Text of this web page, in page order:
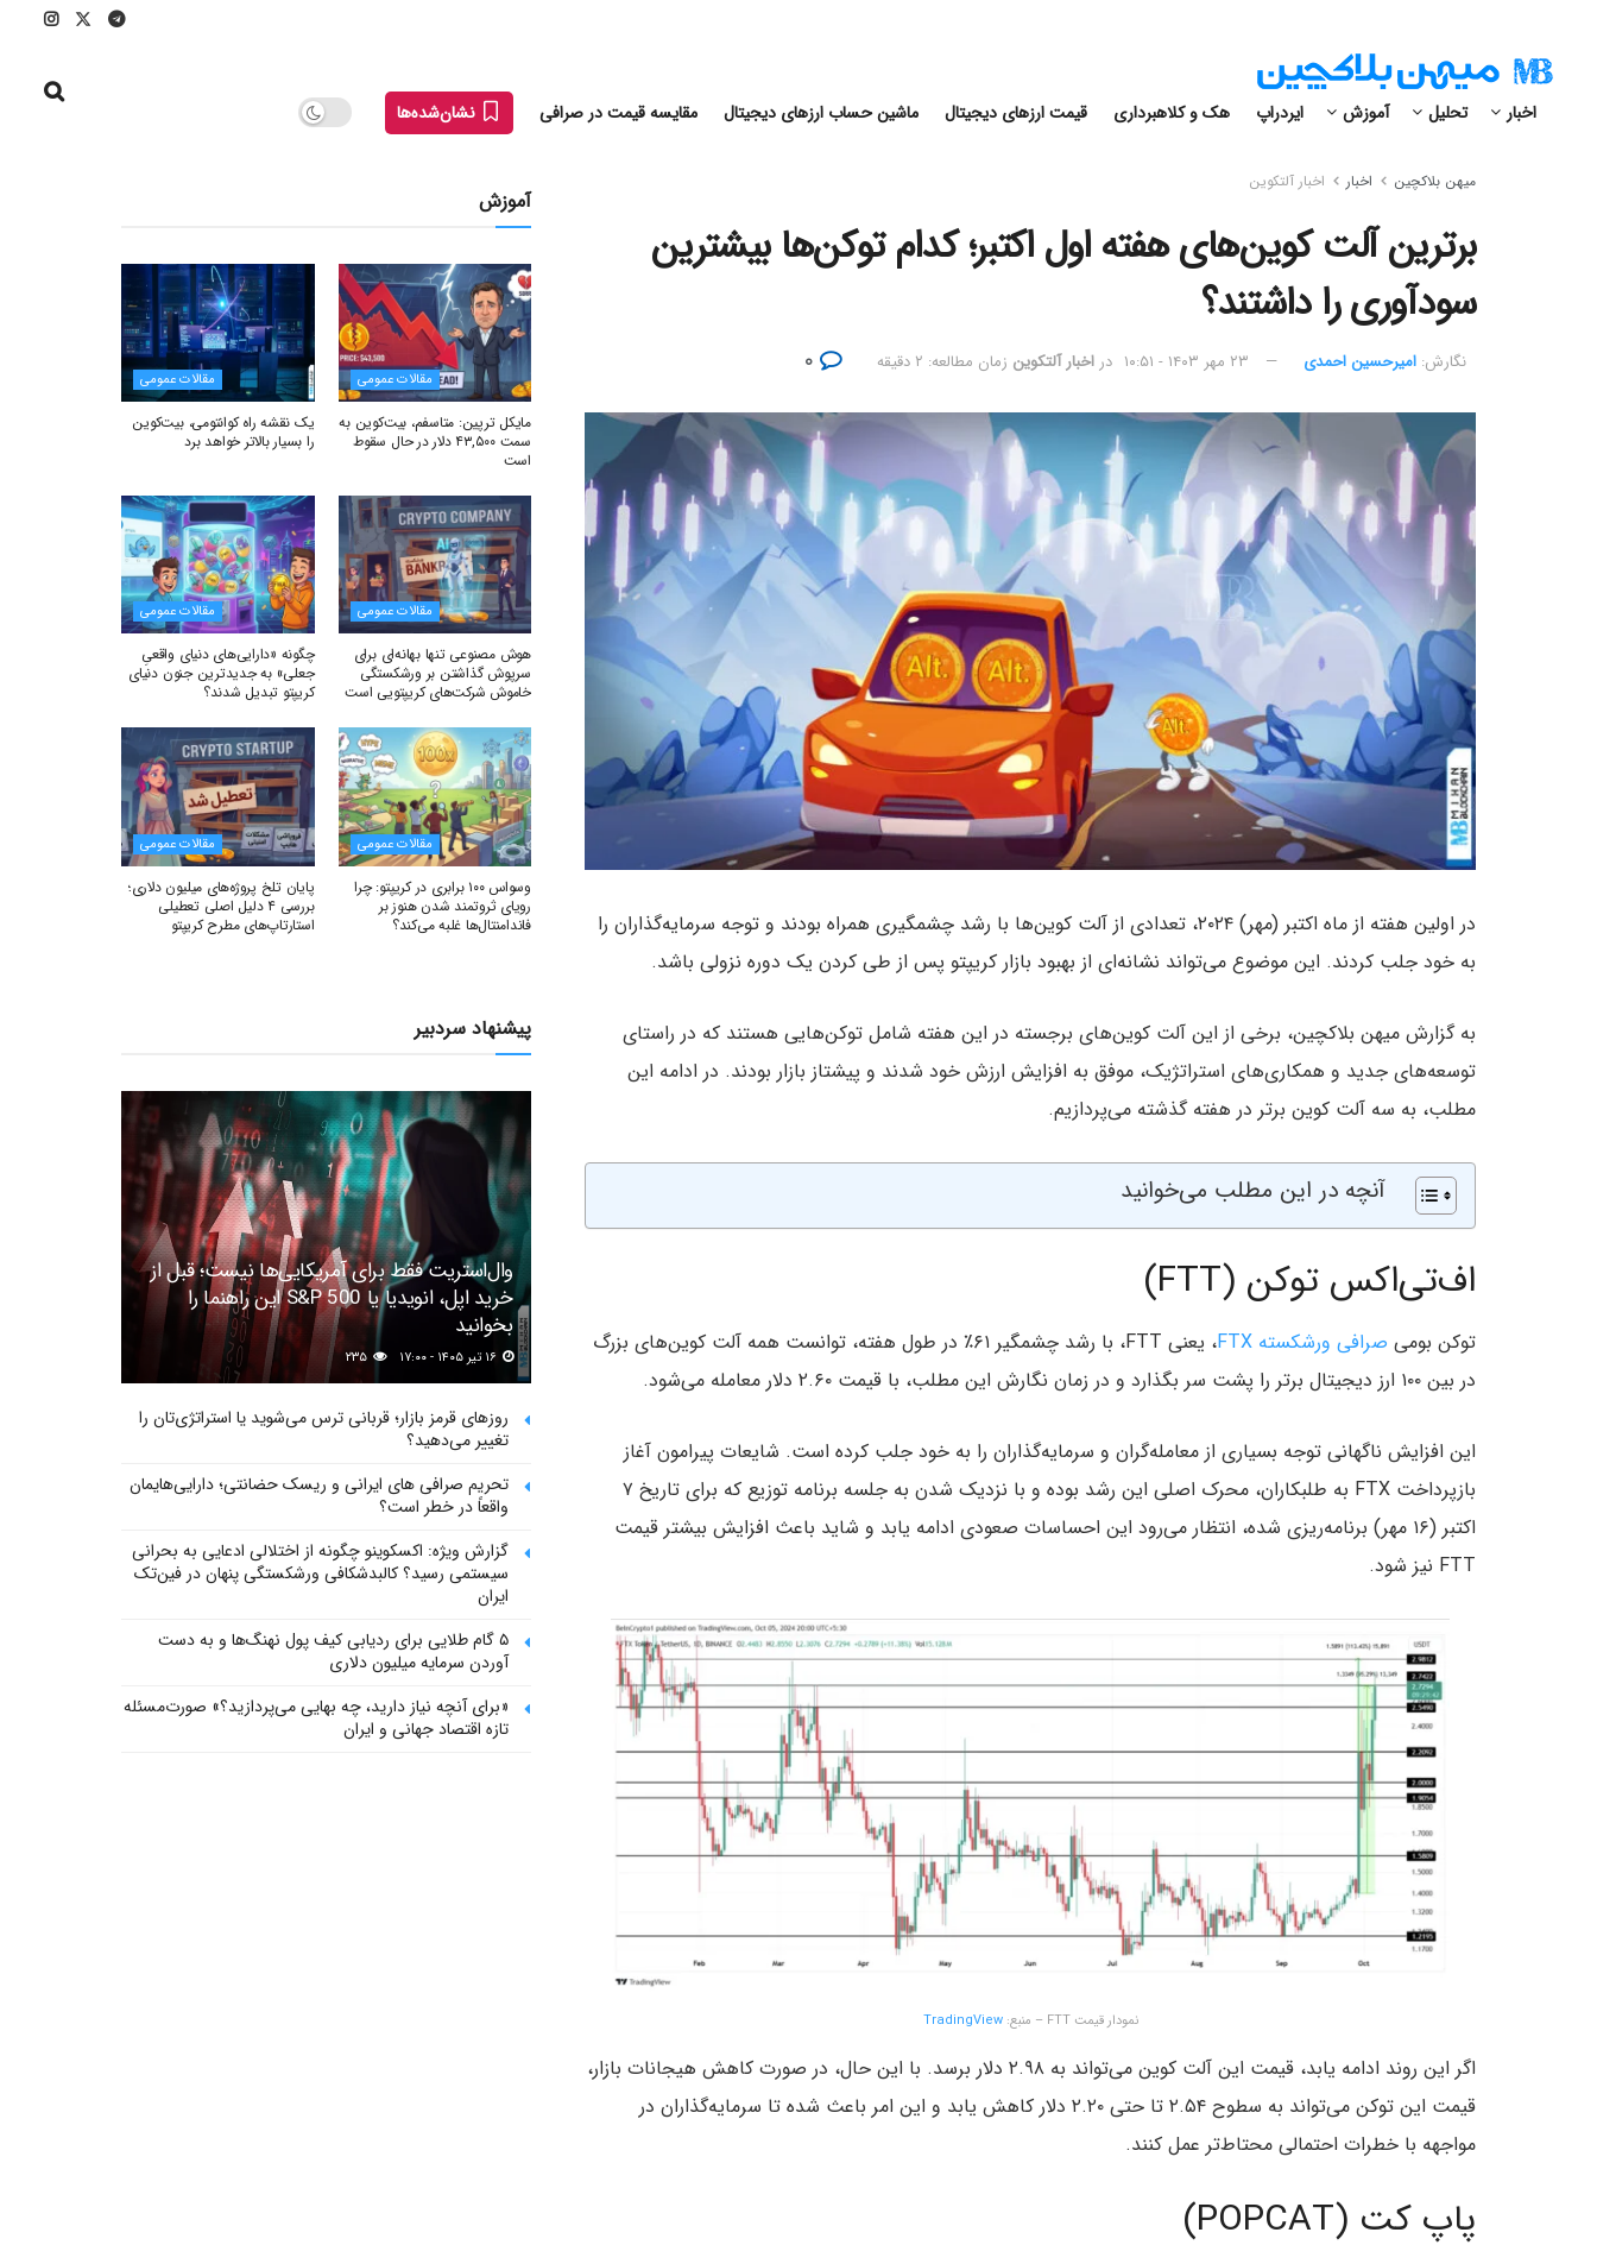
اخبار تحلیل آموزش ایردراپ هک و کلاهبرداری قیمت ارزهای دیجیتال ماشین حساب ارزهای دیجیتال مقایسه قیمت در صرافی نشان‌شده‌ها
میهن بلاکچین اخبار اخبار آلتکوین
برترین آلت‌ کوین‌های هفته اول اکتبر؛ کدام توکن‌ها بیشترین
سودآوری را داشتند؟
نگارش:‌ امیرحسین احمدی ۲۳ مهر ۱۴۰۳ - ۱۰:۵۱ در اخبار آلتکوین زمان مطالعه: ۲ دقیقه
در اولین هفته از ماه اکتبر (مهر) ۲۰۲۴، تعدادی از آلت‌ کوین‌ها با رشد چشمگیری همراه بودند و توجه سرمایه‌گذاران را
به خود جلب کردند. این موضوع می‌تواند نشانه‌ای از بهبود بازار کریپتو پس از طی کردن یک دوره نزولی باشد.
به گزارش میهن بلاکچین، برخی از این آلت‌ کوین‌های برجسته در این هفته شامل توکن‌هایی هستند که در راستای
توسعه‌های جدید و همکاری‌های استراتژیک، موفق به افزایش ارزش خود شدند و پیشتاز بازار بودند. در ادامه این
مطلب، به سه آلت کوین برتر در هفته گذشته می‌پردازیم.
آنچه در این مطلب می‌خوانید
اف‌تی‌اکس توکن (FTT)
توکن بومی صرافی ورشکسته FTX
، یعنی FTT، با رشد چشمگیر ۶۱٪ در طول هفته، توانست همه آلت‌ کوین‌های بزرگ
در بین ۱۰۰ ارز دیجیتال برتر را پشت سر بگذارد و در زمان نگارش این مطلب، با قیمت ۲.۶۰ دلار معامله می‌شود.
این افزایش ناگهانی توجه بسیاری از معامله‌گران و سرمایه‌گذاران را به خود جلب کرده است. شایعات پیرامون آغاز
بازپرداخت FTX به طلبکاران، محرک اصلی این رشد بوده و با نزدیک شدن به جلسه برنامه توزیع که برای تاریخ ۷
اکتبر (۱۶ مهر) برنامه‌ریزی شده، انتظار می‌رود این احساسات صعودی ادامه یابد و شاید باعث افزایش بیشتر قیمت
FTT نیز شود.
نمودار قیمت FTT – منبع: TradingView
اگر این روند ادامه یابد، قیمت این آلت کوین می‌تواند به ۲.۹۸ دلار برسد. با این حال، در صورت کاهش هیجانات بازار،
قیمت این توکن می‌تواند به سطوح ۲.۵۴ تا حتی ۲.۲۰ دلار کاهش یابد و این امر باعث شده تا سرمایه‌گذاران در
مواجهه با خطرات احتمالی محتاط‌تر عمل کنند.
پاپ‌ کت (POPCAT)
آموزش
مقالات عمومی
مایکل ترپین: متاسفم، بیت‌کوین به
سمت ۴۳,۵۰۰ دلار در حال سقوط
است
مقالات عمومی
یک نقشه راه کوانتومی، بیت‌کوین
را بسیار بالاتر خواهد برد
مقالات عمومی
هوش مصنوعی تنها بهانه‌ای برای
سرپوش گذاشتن بر ورشکستگی
خاموش شرکت‌های کریپتویی است
مقالات عمومی
چگونه «دارایی‌های دنیای واقعیِ
جعلی» به جدیدترین جنون دنیای
کریپتو تبدیل شدند؟
مقالات عمومی
وسواس ۱۰۰ برابری در کریپتو: چرا
رویای ثروتمند شدن هنوز بر
فاندامنتال‌ها غلبه می‌کند؟
مقالات عمومی
پایان تلخ پروژه‌های میلیون دلاری؛
بررسی ۴ دلیل اصلی تعطیلی
استارتاپ‌های مطرح کریپتو
پیشنهاد سردبیر
وال‌استریت فقط برای آمریکایی‌ها نیست؛ قبل از
خرید اپل، انویدیا یا S&P 500 این راهنما را
بخوانید
روزهای قرمز بازار؛ قربانی ترس می‌شوید یا استراتژی‌تان را
تغییر می‌دهید؟
تحریم صرافی های ایرانی و ریسک حضانتی؛ دارایی‌هایمان
واقعاً در خطر است؟
گزارش ویژه: اکسکوینو چگونه از اختلالی ادعایی به بحرانی
سیستمی رسید؟ کالبدشکافی ورشکستگی پنهان در فین‌تک
ایران
۵ گام طلایی برای ردیابی کیف پول‌ نهنگ‌ها و به دست
آوردن سرمایه میلیون دلاری
«برای آنچه نیاز دارید، چه بهایی می‌پردازید؟» صورت‌مسئله
تازه اقتصاد جهانی و ایران